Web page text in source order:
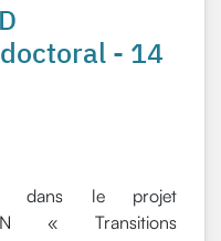
- 14
dans le projet
« Transitions